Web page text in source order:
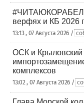
#ЧИТАЮКОРАБЕЛ
верфях и КБ 2026
13:13 , 07 Августа 2026 /
ОСК и Крыловский
комплексов
13:02 , 07 Августа 2026 /